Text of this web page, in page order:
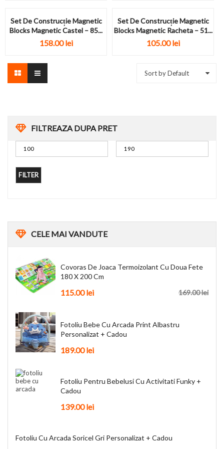
FILTREAZA DUPA PRET
FILTER
CELEMAI VANDUTE
Covoras De Joaca Termoizolant Cu Doua Fete
180 X 200 Cm
169.00lei
115.00lei
Fotoliu Bebe Cu Arcada Print Albastru
Personalizat + Cadou
189.00lei
Fotoliu Pentru Bebelusi Cu Activitati Funky +
Cadou
139.00lei
Fotoliu Cu Arcada Soricel Gri Personalizat + Cadou
Set De Construcție Magnetic
Blocks Magnetic Castel – 85...
158.00lei
Set De Construcție Magnetic
Blocks Magnetic Racheta – 51...
105.00lei
Sort by Default